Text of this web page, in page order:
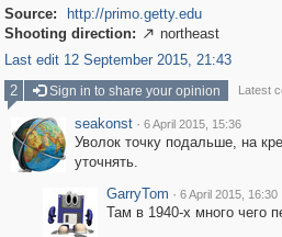
Source:
http://primo.getty.edu
Shooting direction:  northeast
Last edit 12 September 2015, 21:43
2
Sign in to share your opinion Latest
seakonst · 6 April 2015, 15:36
Уволок точку подальше, на
уточнять.
GarryTom · 6 April 2015, 16:30
Там в 1940-х много чего